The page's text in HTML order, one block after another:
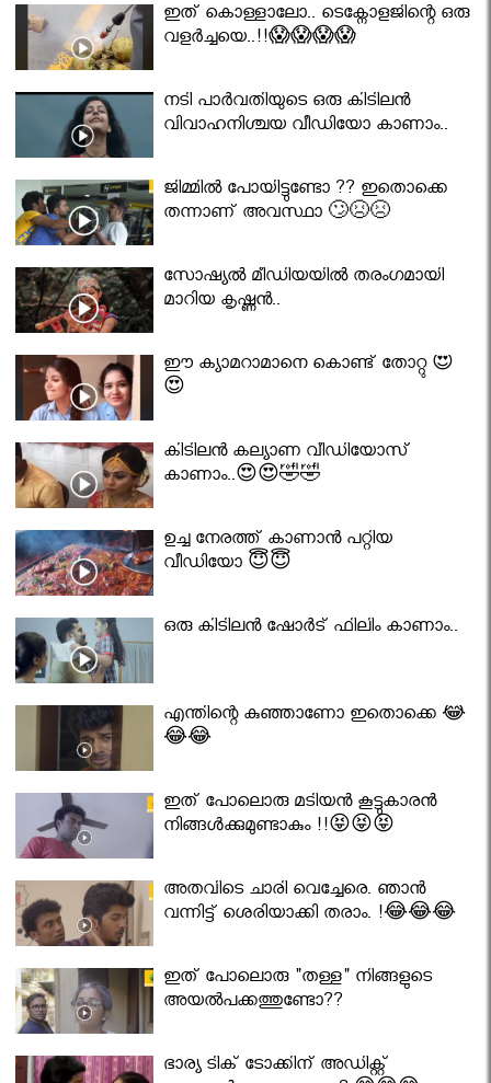
ഇത് കൊള്ളാലോ.. ടെക്നോളജിന്റെ ഒരു
വളർച്ചയെ..!!😱😱😱😱
നടി പാർവതിയുടെ ഒരു കിടിലൻ
വിവാഹനിശ്ചയ വീഡിയോ കാണാം..
ജിമ്മിൽ പോയിട്ടുണ്ടോ ?? ഇതൊക്കെ
തന്നാണ് അവസ്ഥാ 🙄😣😣
സോഷ്യൽ മീഡിയയിൽ തരംഗമായി
മാറിയ കൃഷ്ണൻ..
ഈ ക്യാമറാമാനെ കൊണ്ട് തോറ്റു 😍
😍
കിടിലൻ കല്യാണ വീഡിയോസ്
കാണാം..😍😍🤣🤣
ഉച്ച നേരത്ത് കാണാൻ പറ്റിയ
വീഡിയോ 😇😇
ഒരു കിടിലൻ ഷോർട് ഫിലിം കാണാം..
എന്തിന്റെ കുഞ്ഞാണോ ഇതൊക്കെ 😂
😂😂
ഇത് പോലൊരു മടിയൻ കൂട്ടുകാരൻ
നിങ്ങൾക്കുമുണ്ടാകും !!😝😝😝
അതവിടെ ചാരി വെച്ചേരെ. ഞാൻ
വന്നിട്ട് ശെരിയാക്കി തരാം. !😂😂😂
ഇത് പോലൊരു "തള്ള" നിങ്ങളുടെ
അയല്‍പക്കത്തുണ്ടോ??
ഭാര്യ ടിക് ടോക്കിന് അഡിക്റ്റ്